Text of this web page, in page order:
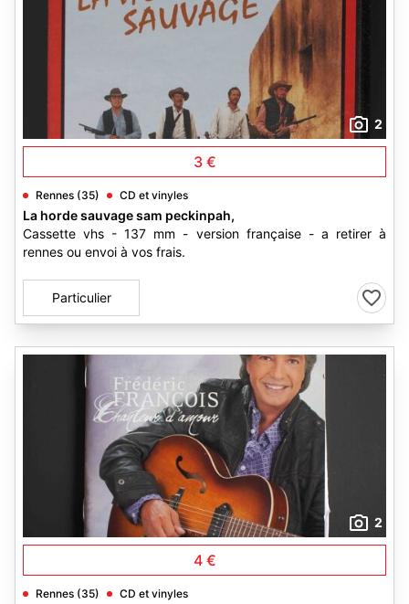
2
3 €
Rennes (35) CD et vinyles
La horde sauvage sam peckinpah,
Cassette vhs - 137 mm - version française - a retirer à
rennes ou envoi à vos frais.
Particulier
2
4 €
Rennes (35) CD et vinyles